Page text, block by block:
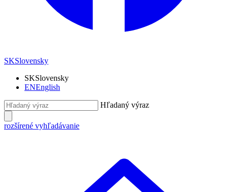
SKSlovensky
SKSlovensky
ENEnglish
Hľadaný výraz
rozšírené vyhľadávanie